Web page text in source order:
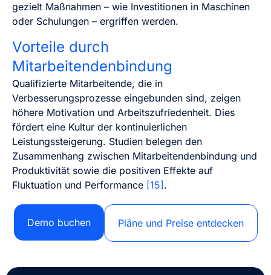
gezielt Maßnahmen – wie Investitionen in Maschinen
oder Schulungen – ergriffen werden.
Vorteile durch
Mitarbeitendenbindung
Qualifizierte Mitarbeitende, die in
Verbesserungsprozesse eingebunden sind, zeigen
höhere Motivation und Arbeitszufriedenheit. Dies
fördert eine Kultur der kontinuierlichen
Leistungssteigerung. Studien belegen den
Zusammenhang zwischen Mitarbeitendenbindung und
Produktivität sowie die positiven Effekte auf
Fluktuation und Performance [15].
Demo buchen Pläne und Preise entdecken